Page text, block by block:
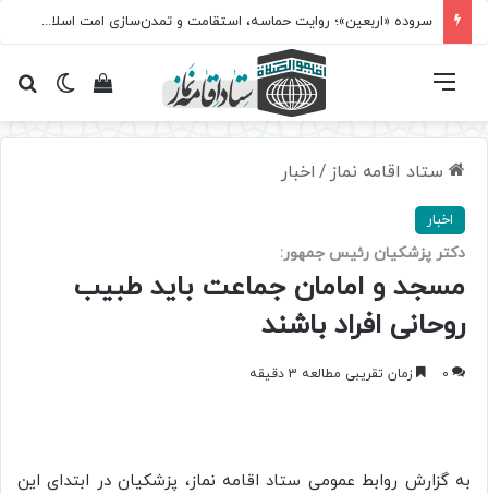
سروده‌ «اربعین»؛ روایت حماسه، استقامت و تمدن‌سازی امت اسلامی
تغییرمشاهده فهرست
ستاد اقامه نماز / اخبار
اخبار
دکتر پزشکیان رئیس جمهور:
مسجد و امامان جماعت باید طبیب
روحانی افراد باشند
0 زمان تقریبی مطالعه 3 دقیقه
به گزارش روابط عمومی ستاد اقامه نماز، پزشکیان در ابتدای این